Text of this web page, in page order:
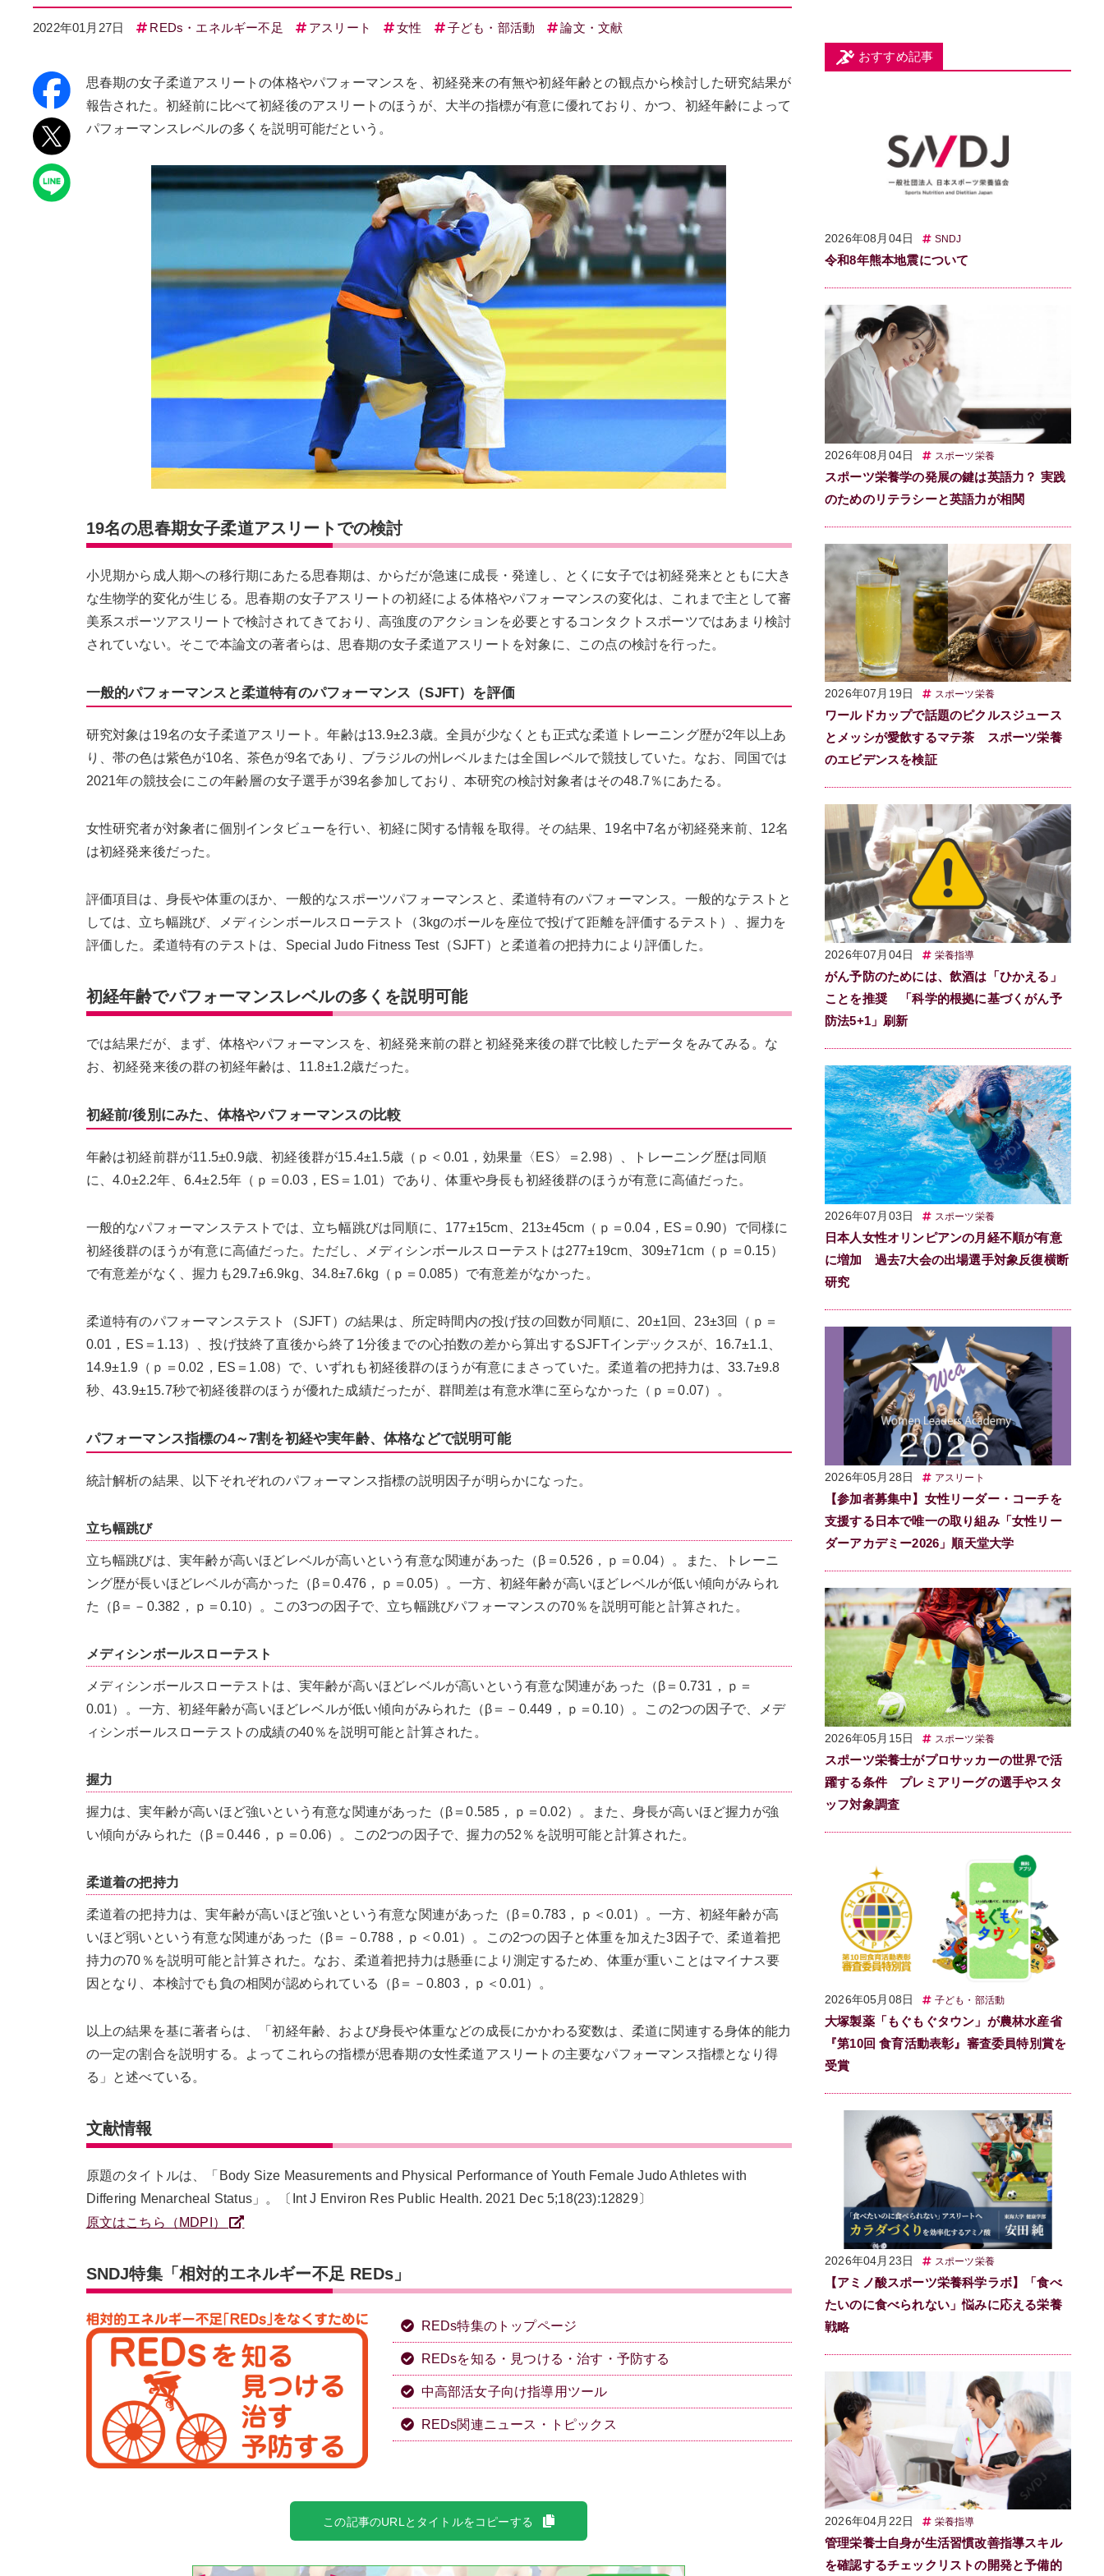
2022年01月27日 REDs・エネルギー不足 アスリート 女性 子ども・部活動 論文・文献
思春期の女子柔道アスリートの体格やパフォーマンスを、初経発来の有無や初経年齢との観点から検討した研究結果が
報告された。初経前に比べて初経後のアスリートのほうが、大半の指標が有意に優れており、かつ、初経年齢によって
パフォーマンスレベルの多くを説明可能だという。
19名の思春期女子柔道アスリートでの検討
小児期から成人期への移行期にあたる思春期は、からだが急速に成長・発達し、とくに女子では初経発来とともに大き
な生物学的変化が生じる。思春期の女子アスリートの初経による体格やパフォーマンスの変化は、これまで主として審
美系スポーツアスリートで検討されてきており、高強度のアクションを必要とするコンタクトスポーツではあまり検討
されていない。そこで本論文の著者らは、思春期の女子柔道アスリートを対象に、この点の検討を行った。
一般的パフォーマンスと柔道特有のパフォーマンス（SJFT）を評価
研究対象は19名の女子柔道アスリート。年齢は13.9±2.3歳。全員が少なくとも正式な柔道トレーニング歴が2年以上あ
り、帯の色は紫色が10名、茶色が9名であり、ブラジルの州レベルまたは全国レベルで競技していた。なお、同国では
2021年の競技会にこの年齢層の女子選手が39名参加しており、本研究の検討対象者はその48.7％にあたる。
女性研究者が対象者に個別インタビューを行い、初経に関する情報を取得。その結果、19名中7名が初経発来前、12名
は初経発来後だった。
評価項目は、身長や体重のほか、一般的なスポーツパフォーマンスと、柔道特有のパフォーマンス。一般的なテストと
しては、立ち幅跳び、メディシンボールスローテスト（3kgのボールを座位で投げて距離を評価するテスト）、握力を
評価した。柔道特有のテストは、Special Judo Fitness Test（SJFT）と柔道着の把持力により評価した。
初経年齢でパフォーマンスレベルの多くを説明可能
では結果だが、まず、体格やパフォーマンスを、初経発来前の群と初経発来後の群で比較したデータをみてみる。な
お、初経発来後の群の初経年齢は、11.8±1.2歳だった。
初経前/後別にみた、体格やパフォーマンスの比較
年齢は初経前群が11.5±0.9歳、初経後群が15.4±1.5歳（ｐ＜0.01，効果量〈ES〉＝2.98）、トレーニング歴は同順
に、4.0±2.2年、6.4±2.5年（ｐ＝0.03，ES＝1.01）であり、体重や身長も初経後群のほうが有意に高値だった。
一般的なパフォーマンステストでは、立ち幅跳びは同順に、177±15cm、213±45cm（ｐ＝0.04，ES＝0.90）で同様に
初経後群のほうが有意に高値だった。ただし、メディシンボールスローテストは277±19cm、309±71cm（ｐ＝0.15）
で有意差がなく、握力も29.7±6.9kg、34.8±7.6kg（ｐ＝0.085）で有意差がなかった。
柔道特有のパフォーマンステスト（SJFT）の結果は、所定時間内の投げ技の回数が同順に、20±1回、23±3回（ｐ＝
0.01，ES＝1.13）、投げ技終了直後から終了1分後までの心拍数の差から算出するSJFTインデックスが、16.7±1.1、
14.9±1.9（ｐ＝0.02，ES＝1.08）で、いずれも初経後群のほうが有意にまさっていた。柔道着の把持力は、33.7±9.8
秒、43.9±15.7秒で初経後群のほうが優れた成績だったが、群間差は有意水準に至らなかった（ｐ＝0.07）。
パフォーマンス指標の4～7割を初経や実年齢、体格などで説明可能
統計解析の結果、以下それぞれのパフォーマンス指標の説明因子が明らかになった。
立ち幅跳び
立ち幅跳びは、実年齢が高いほどレベルが高いという有意な関連があった（β＝0.526，ｐ＝0.04）。また、トレーニ
ング歴が長いほどレベルが高かった（β＝0.476，ｐ＝0.05）。一方、初経年齢が高いほどレベルが低い傾向がみられ
た（β＝－0.382，ｐ＝0.10）。この3つの因子で、立ち幅跳びパフォーマンスの70％を説明可能と計算された。
メディシンボールスローテスト
メディシンボールスローテストは、実年齢が高いほどレベルが高いという有意な関連があった（β＝0.731，ｐ＝
0.01）。一方、初経年齢が高いほどレベルが低い傾向がみられた（β＝－0.449，ｐ＝0.10）。この2つの因子で、メデ
ィシンボールスローテストの成績の40％を説明可能と計算された。
握力
握力は、実年齢が高いほど強いという有意な関連があった（β＝0.585，ｐ＝0.02）。また、身長が高いほど握力が強
い傾向がみられた（β＝0.446，ｐ＝0.06）。この2つの因子で、握力の52％を説明可能と計算された。
柔道着の把持力
柔道着の把持力は、実年齢が高いほど強いという有意な関連があった（β＝0.783，ｐ＜0.01）。一方、初経年齢が高
いほど弱いという有意な関連があった（β＝－0.788，ｐ＜0.01）。この2つの因子と体重を加えた3因子で、柔道着把
持力の70％を説明可能と計算された。なお、柔道着把持力は懸垂により測定するため、体重が重いことはマイナス要
因となり、本検討でも負の相関が認められている（β＝－0.803，ｐ＜0.01）。
以上の結果を基に著者らは、「初経年齢、および身長や体重などの成長にかかわる変数は、柔道に関連する身体的能力
の一定の割合を説明する。よってこれらの指標が思春期の女性柔道アスリートの主要なパフォーマンス指標となり得
る」と述べている。
文献情報
原題のタイトルは、「Body Size Measurements and Physical Performance of Youth Female Judo Athletes with
Differing Menarcheal Status」。〔Int J Environ Res Public Health. 2021 Dec 5;18(23):12829〕
原文はこちら（MDPI）
SNDJ特集「相対的エネルギー不足 REDs」
REDs特集のトップページ
REDsを知る・見つける・治す・予防する
中高部活女子向け指導用ツール
REDs関連ニュース・トピックス
この記事のURLとタイトルをコピーする
おすすめ記事
2026年08月04日 SNDJ
令和8年熊本地震について
2026年08月04日 スポーツ栄養
スポーツ栄養学の発展の鍵は英語力？ 実践
のためのリテラシーと英語力が相関
2026年07月19日 スポーツ栄養
ワールドカップで話題のピクルスジュース
とメッシが愛飲するマテ茶 スポーツ栄養
のエビデンスを検証
2026年07月04日 栄養指導
がん予防のためには、飲酒は「ひかえる」
ことを推奨 「科学的根拠に基づくがん予
防法5+1」刷新
2026年07月03日 スポーツ栄養
日本人女性オリンピアンの月経不順が有意
に増加 過去7大会の出場選手対象反復横断
研究
2026年05月28日 アスリート
【参加者募集中】女性リーダー・コーチを
支援する日本で唯一の取り組み「女性リー
ダーアカデミー2026」順天堂大学
2026年05月15日 スポーツ栄養
スポーツ栄養士がプロサッカーの世界で活
躍する条件 プレミアリーグの選手やスタ
ッフ対象調査
2026年05月08日 子ども・部活動
大塚製薬「もぐもぐタウン」が農林水産省
『第10回 食育活動表彰』審査委員特別賞を
受賞
2026年04月23日 スポーツ栄養
【アミノ酸スポーツ栄養科学ラボ】「食べ
たいのに食べられない」悩みに応える栄養
戦略
2026年04月22日 栄養指導
管理栄養士自身が生活習慣改善指導スキル
を確認するチェックリストの開発と予備的